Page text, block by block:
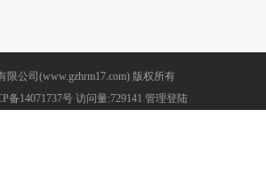
公司(www.gzhrm17.com) 版权所有
备14071737号 访问量:729141 管理登陆